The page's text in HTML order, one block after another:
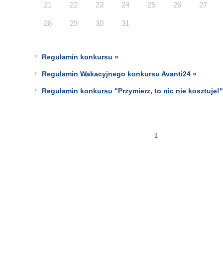
21 22 23 24 25 26 27
28 29 30 31
Regulamin konkursu »
Regulamin Wakacyjnego konkursu Avanti24 »
Regulamin konkursu "Przymierz, to nic nie
1